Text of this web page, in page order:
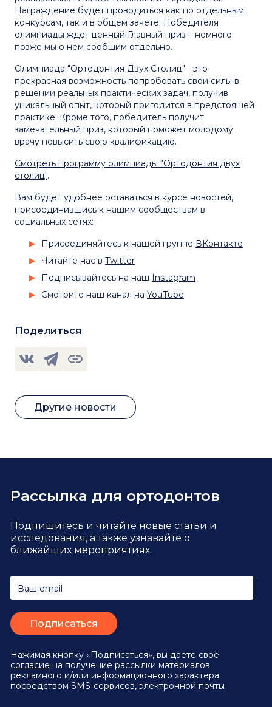
Награждение будет проводиться как по отдельным
конкурсам, так и в общем зачете. Победителя
олимпиады ждет ценный Главный приз – немного
позже мы о нем сообщим отдельно.
Олимпиада "Ортодонтия Двух Столиц" - это
прекрасная возможность попробовать свои силы в
решении реальных практических задач, получив
уникальный опыт, который пригодится в предстоящей
практике. Кроме того, победитель получит
замечательный приз, который поможет молодому
врачу повысить свою квалификацию.
Смотреть программу олимпиады "Ортодонтия двух
столиц".
Вам будет удобнее оставаться в курсе новостей,
присоединившись к нашим сообществам в
социальных сетях:
Присоединяйтесь к нашей группе ВКонтакте
Читайте нас в Twitter
Подписывайтесь на наш Instagram
Смотрите наш канал на YouTube
Поделиться
Другие новости
Рассылка для ортодонтов
Подпишитесь и читайте новые статьи и
исследования, а также узнавайте о
ближайших мероприятиях.
Ваш email
Нажимая кнопку «Подписаться», вы даете своё
согласие на получение рассылки материалов
рекламного и/или информационного характера
посредством SMS-сервисов, электронной почты